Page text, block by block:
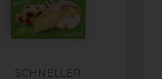
SCHNELLER